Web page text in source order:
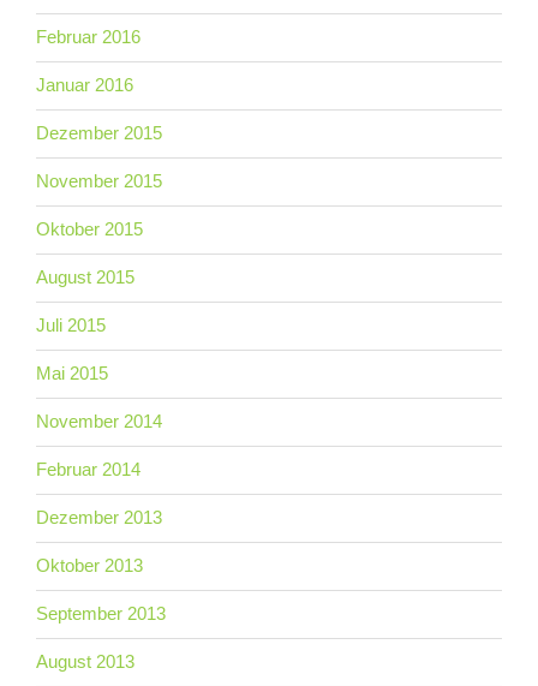
Februar 2016
Januar 2016
Dezember 2015
November 2015
Oktober 2015
August 2015
Juli 2015
Mai 2015
November 2014
Februar 2014
Dezember 2013
Oktober 2013
September 2013
August 2013